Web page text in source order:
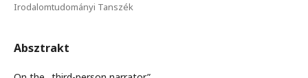
Irodalomtudományi Tanszék
Absztrakt